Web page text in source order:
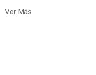
Ver Más